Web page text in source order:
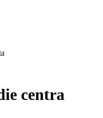
centra